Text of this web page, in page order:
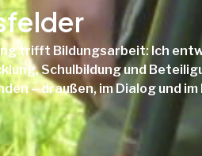
trifft Bildungsarbeit: Ich
Schulbildung und
– draußen, im Dialog und im